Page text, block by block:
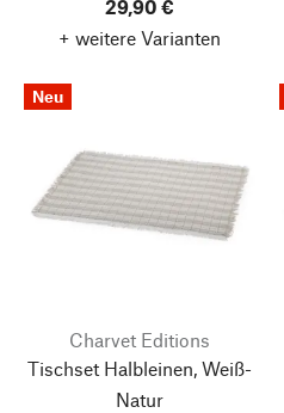
29,90 €
+ weitere Varianten
Neu
Charvet Editions
Tischset Halbleinen, Weiß-
Natur